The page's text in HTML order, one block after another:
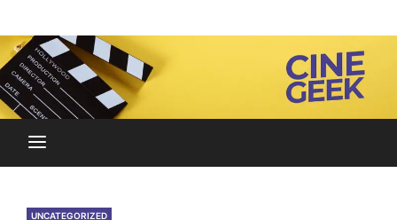
to
contentCine Geek
UNCATEGORIZED